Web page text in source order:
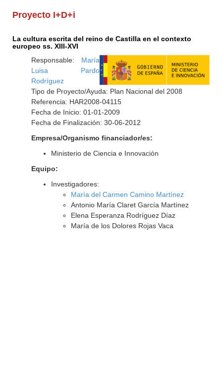
Proyecto I+D+i
La cultura escrita del reino de Castilla en el contexto
europeo ss. XIII-XVI
Responsable: María
Luisa Pardo
Rodríguez
Tipo de Proyecto/Ayuda: Plan Nacional del 2008
Referencia: HAR2008-04115
Fecha de Inicio: 01-01-2009
Fecha de Finalización: 30-06-2012
Empresa/Organismo financiador/es:
Ministerio de Ciencia e Innovación
Equipo:
Investigadores:
María del Carmen Camino Martínez
Antonio María Claret García Martínez
Elena Esperanza Rodríguez Díaz
María de los Dolores Rojas Vaca